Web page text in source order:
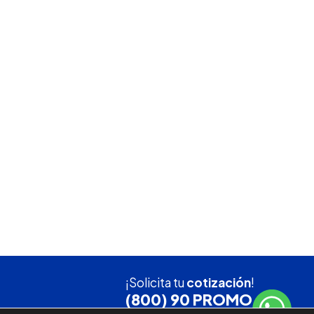
¡Solicita tucotización!
(800) 90 PROMO